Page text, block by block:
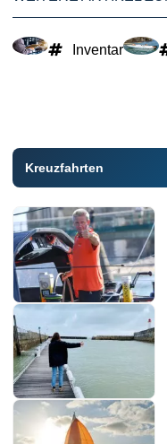
Inventar
Kreuzfahrten